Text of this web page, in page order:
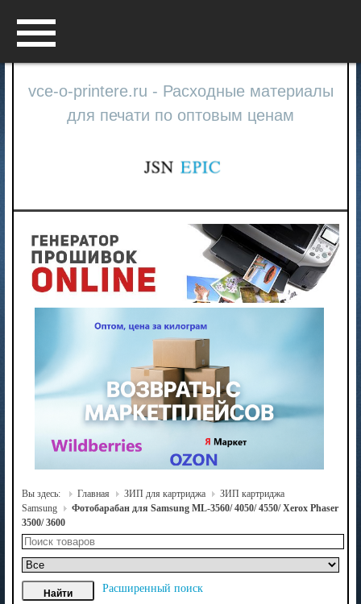
vce-o-printere.ru - Расходные материалы
для печати по оптовым ценам
Вы здесь: Главная ЗИП для картриджа
ЗИП картриджа
Samsung
Фотобарабан для Samsung ML-3560/ 4050/ 4550/ Xerox Phaser
3500/ 3600
Расширенный поиск